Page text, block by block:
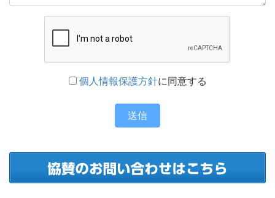
個人情報保護方針に同意する
送信